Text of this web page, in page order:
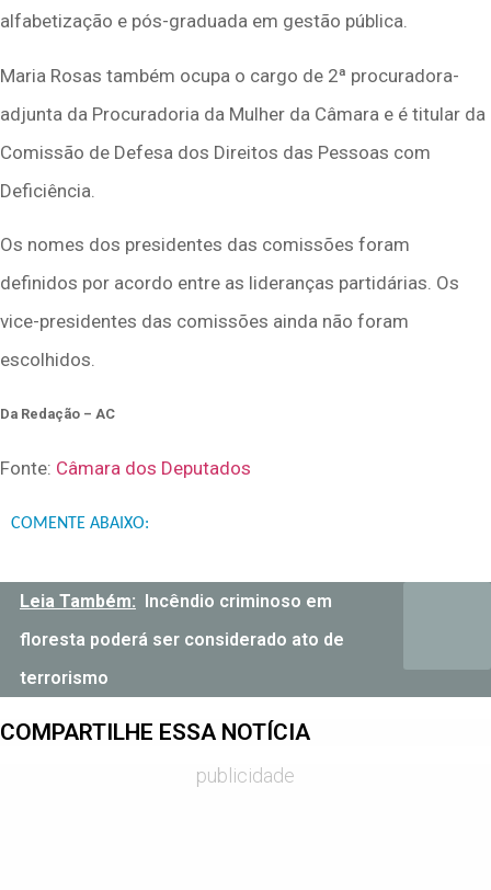
alfabetização e pós-graduada em gestão pública.
Maria Rosas também ocupa o cargo de 2ª procuradora-
adjunta da Procuradoria da Mulher da Câmara e é titular da
Comissão de Defesa dos Direitos das Pessoas com
Deficiência.
Os nomes dos presidentes das comissões foram
definidos por acordo entre as lideranças partidárias. Os
vice-presidentes das comissões ainda não foram
escolhidos.
Da Redação – AC
Fonte: Câmara dos Deputados
COMENTE ABAIXO:
Leia Também: Incêndio criminoso em
floresta poderá ser considerado ato de
terrorismo
COMPARTILHE ESSA NOTÍCIA
publicidade